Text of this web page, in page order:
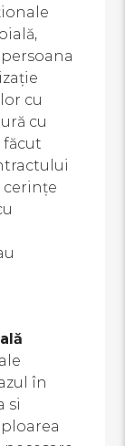
cu
cu
făcut
cerințe
în
si